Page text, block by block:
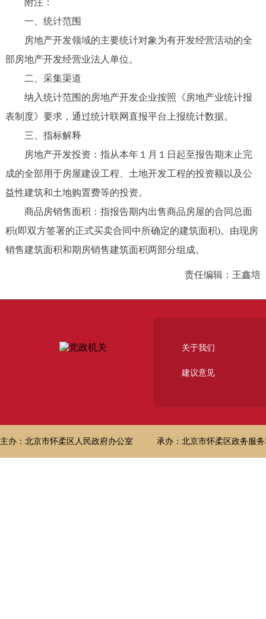
附注：
一、统计范围
房地产开发领域的主要统计对象为有开发经营活动的全
部房地产开发经营业法人单位。
二、采集渠道
纳入统计范围的房地产开发企业按照《房地产业统计报
表制度》要求，通过统计联网直报平台上报统计数据。
三、指标解释
房地产开发投资：指从本年１月１日起至报告期末止完
成的全部用于房屋建设工程、土地开发工程的投资额以及公
益性建筑和土地购置费等的投资。
商品房销售面积：指报告期内出售商品房屋的合同总面
积(即双方签署的正式买卖合同中所确定的建筑面积)。由现房
销售建筑面积和期房销售建筑面积两部分组成。
责任编辑：王鑫培
关于我们
建议意见
主办：北京市怀柔区人民政府办公室 承办：北京市怀柔区政务服